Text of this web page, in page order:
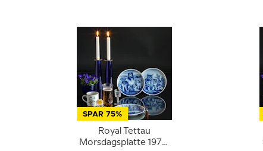
SPAR 75%
Royal Tettau
Morsdagsplatte 1973,